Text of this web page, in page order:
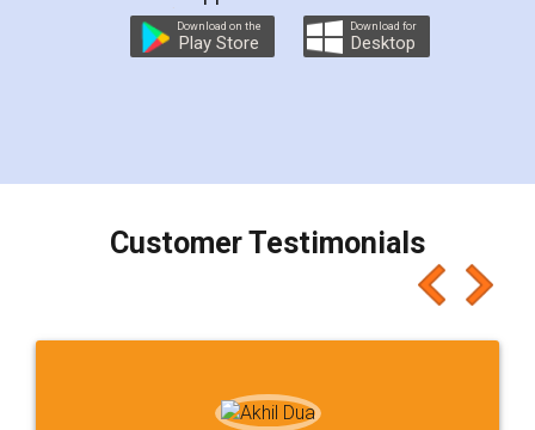
Download on the
Play Store
Download for
Desktop
Customer Testimonials